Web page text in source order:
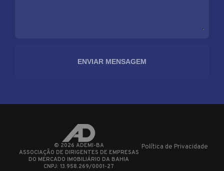
© 2026 ADEMI-BA
ASSOCIAÇÃO DE DIRIGENTES DE EMPRESAS
DO MERCADO IMOBILIÁRIO DA BAHIA
CNPJ: 13.958.269/0001-27
Política de Privacidade